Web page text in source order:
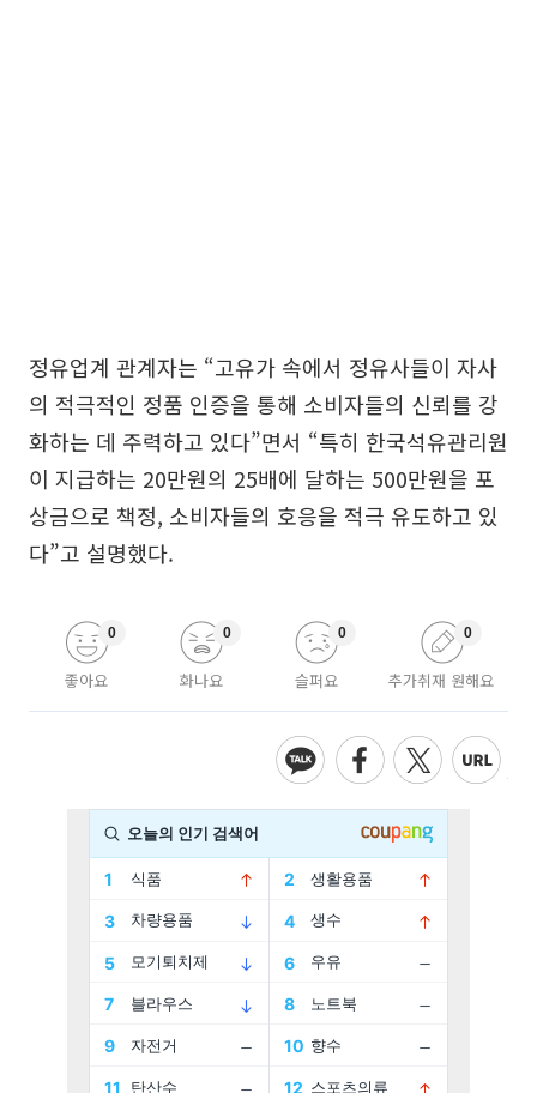
정유업계 관계자는 “고유가 속에서 정유사들이 자사
의 적극적인 정품 인증을 통해 소비자들의 신뢰를 강
화하는 데 주력하고 있다”면서 “특히 한국석유관리원
이 지급하는 20만원의 25배에 달하는 500만원을 포
상금으로 책정, 소비자들의 호응을 적극 유도하고 있
다”고 설명했다.
좋아요
0
화나요
0
슬퍼요
0
추가취재 원해요
0